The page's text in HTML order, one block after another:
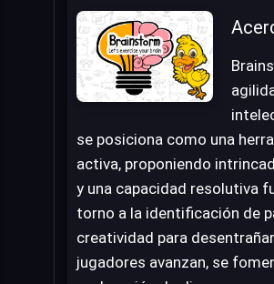
se posiciona como una
activa, proponiendo
y una capacidad resolutiva
torno a la identificación de
creatividad para
jugadores avanzan, se